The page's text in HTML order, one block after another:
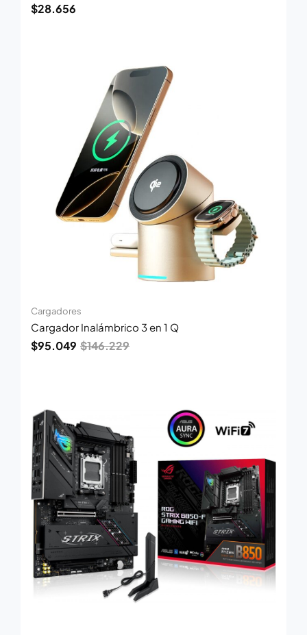
$28.656
Cargadores
Cargador Inalámbrico 3 en 1 Q
$146.229
$95.049